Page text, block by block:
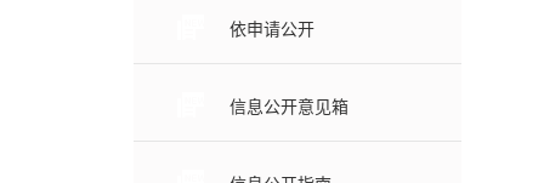
依申请公开
信息公开意见箱